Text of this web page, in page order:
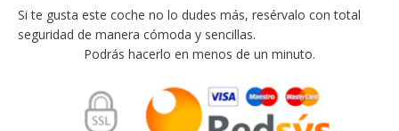
Si te gusta este coche no lo dudes más, resérvalo con total
seguridad de manera cómoda y sencillas.
Podrás hacerlo en menos de un minuto.